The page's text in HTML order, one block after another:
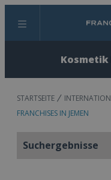
Menü
Kosmetik
STARTSEITE
FRANCHISES IN JEMEN
Suchergebnisse